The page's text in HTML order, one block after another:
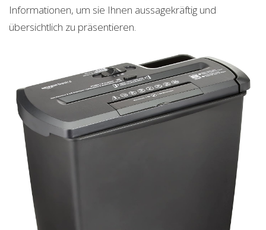
Informationen, um sie Ihnen aussagekräftig und
übersichtlich zu präsentieren.